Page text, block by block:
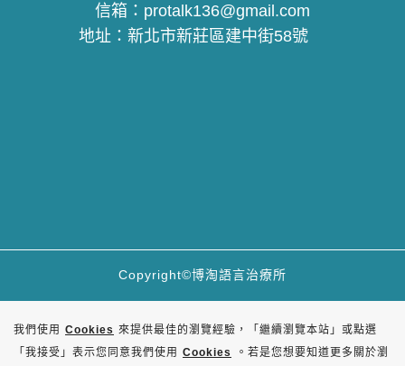
信箱： protalk136@gmail.com
地址： 新北市新莊區建中街58號
Copyright©博淘語言治療所
我們使用 Cookies 來提供最佳的瀏覽經驗，「繼續瀏覽本站」或點選
「我接受」表示您同意我們使用 Cookies 。若是您想要知道更多關於瀏